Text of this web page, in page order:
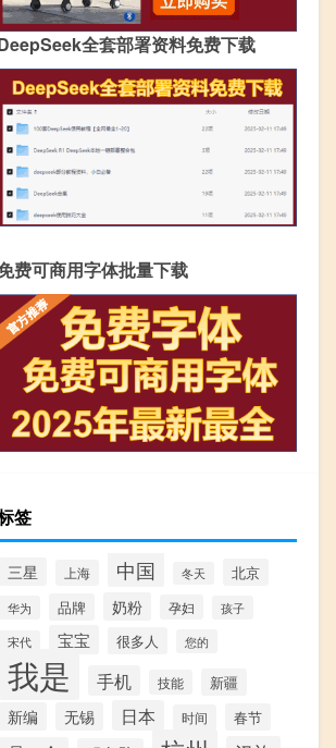
全套部署资料免费下载
费可商用字体批量下载
签
三星 上海 中国 冬天 北京
华为 品牌 奶粉 孕妇 孩子
宋代 宝宝 很多人 您的
我是 手机 技能 新疆
新编 无锡 日本 时间 春节